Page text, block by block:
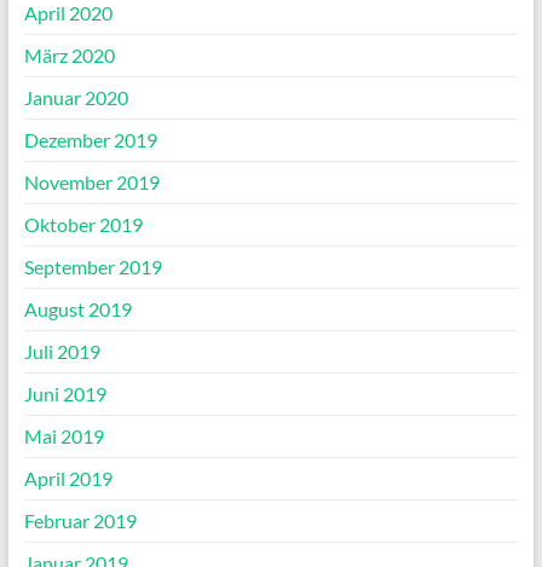
April 2020
März 2020
Januar 2020
Dezember 2019
November 2019
Oktober 2019
September 2019
August 2019
Juli 2019
Juni 2019
Mai 2019
April 2019
Februar 2019